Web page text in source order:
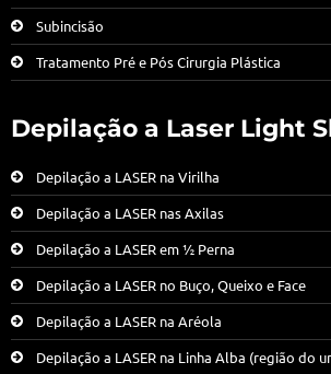
Subincisão
Tratamento Pré e Pós Cirurgia Plástica
Depilação a Laser Light
Depilação a LASER na Virilha
Depilação a LASER nas Axilas
Depilação a LASER em ½ Perna
Depilação a LASER no Buço, Queixo e Face
Depilação a LASER na Aréola
Depilação a LASER na Linha Alba (região do